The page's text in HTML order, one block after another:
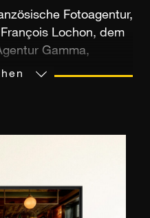
Fotoagentur,
Lochon, dem
Gamma,
20 Millionen Bildern
Fotografen, darunter
Edouard Boubat,